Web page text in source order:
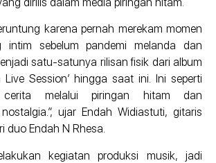
karena pernah merekam momen
intim sebelum pandemi melanda dan
satu-satunya rilisan fisik dari album
Live Session’ hingga saat ini. Ini seperti
cerita melalui piringan hitam dan
ujar Endah Widiastuti, gitaris
duo Endah N Rhesa.
kegiatan produksi musik, jadi